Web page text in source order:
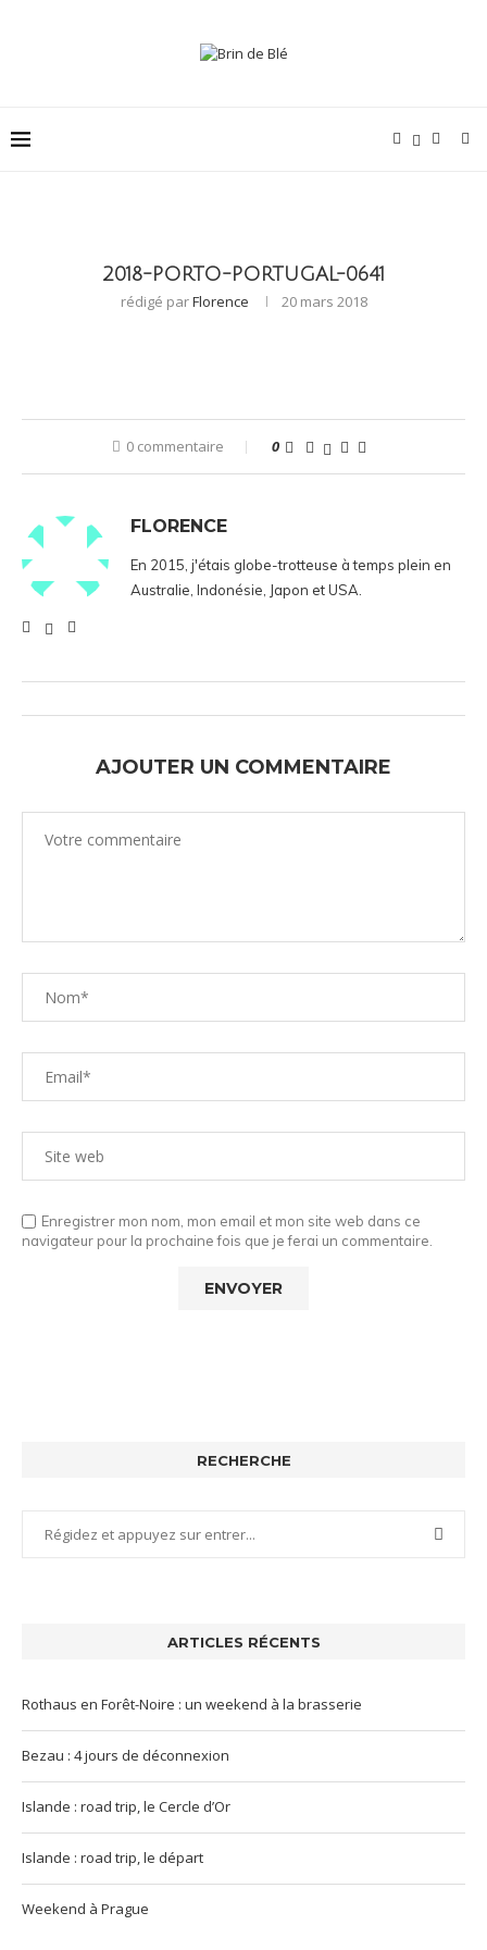
2018-PORTO-PORTUGAL-0641
rédigé parFlorence 20 mars 2018
0 commentaire 0
FLORENCE
En 2015, j'étais globe-trotteuse à temps plein en
Australie, Indonésie, Japon et USA.
AJOUTER UN COMMENTAIRE
Enregistrer mon nom, mon email et mon site web dans ce
navigateur pour la prochaine fois que je ferai un commentaire.
RECHERCHE
ARTICLES RÉCENTS
Rothaus en Forêt-Noire : un weekend à la brasserie
Bezau : 4 jours de déconnexion
Islande : road trip, le Cercle d’Or
Islande : road trip, le départ
Weekend à Prague